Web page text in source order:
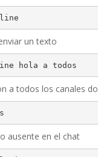
un texto
hola a todos
a todos los canales
ausente en el chat